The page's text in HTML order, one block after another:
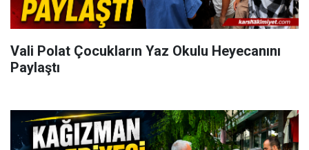
Vali Polat Çocukların Yaz Okulu Heyecanını
Paylaştı